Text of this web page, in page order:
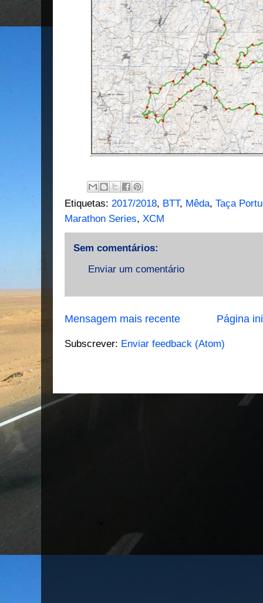
Etiquetas: 2017/2018, BTT, Mêda, Taça
Marathon Series, XCM
Sem comentários:
Enviar um comentário
Mensagem mais recente Página
Subscrever: Enviar feedback (Atom)